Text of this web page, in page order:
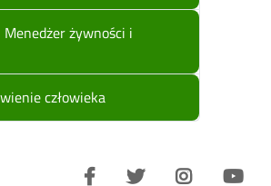
żywności i
człowieka